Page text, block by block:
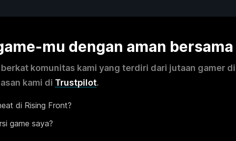
mu dengan aman bersama
komunitas kami yang terdiri dari jutaan gamer
kami di Trustpilot.
di Rising Front?
game saya?